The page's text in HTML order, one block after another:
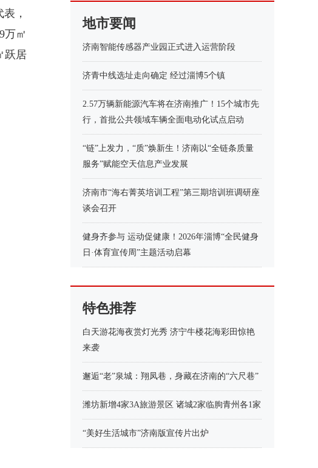
，
万㎡
跃居
地市要闻
济南智能传感器产业园正式进入运营阶段
济青中线选址走向确定 经过淄博5个镇
2.57万辆新能源汽车将在济南推广！15个城市先
行，首批公共领域车辆全面电动化试点启动
“链”上发力，“质”焕新生！济南以“全链条质量
服务”赋能空天信息产业发展
济南市“海右菁英培训工程”第三期培训班调研座
谈会召开
健身齐参与 运动促健康！2026年淄博“全民健身
日·体育宣传周”主题活动启幕
特色推荐
白天游花海夜赏灯光秀 济宁牛楼花海彩田惊艳
来袭
邂逅“老”泉城：翔凤巷，身藏在济南的“六尺巷”
潍坊新增4家3A旅游景区 诸城2家临朐青州各1家
“美好生活城市”济南版宣传片出炉